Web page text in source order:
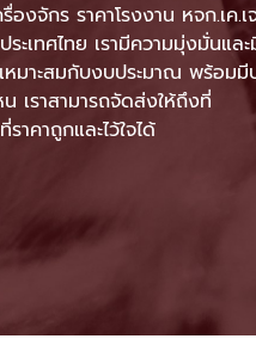
จักร ราคาโรงงาน หจก.เค.เ
ะเทศไทย เรามีความมุ่งมั่นแล
หมาะสมกับงบประมาณ พร้อม
เราสามารถจัดส่งให้ถึงที่
าคาถูกและไว้ใจได้